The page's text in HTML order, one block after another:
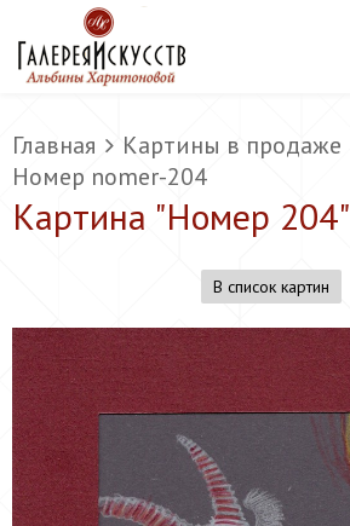
Главная
Картины в продаже
Номер nomer-204
Картина "Номер 204"
В список картин